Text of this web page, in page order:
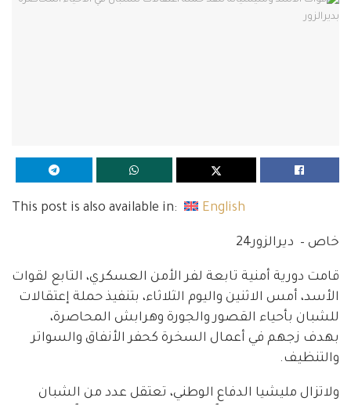
This post is also available in: English
خاص – ديرالزور24
قامت دورية أمنية تابعة لفر الأمن العسكري، التابع لقوات
الأسد، أمس الاثنين واليوم الثلاثاء، بتنفيذ حملة إعتقالات
للشبان بأحياء القصور والجورة وهرابش المحاصرة،
بهدف زجهم في أعمال السخرة كحفر الأنفاق والسواتر
والتنظيف.
ولاتزال مليشيا الدفاع الوطني، تعتقل عدد من الشبان